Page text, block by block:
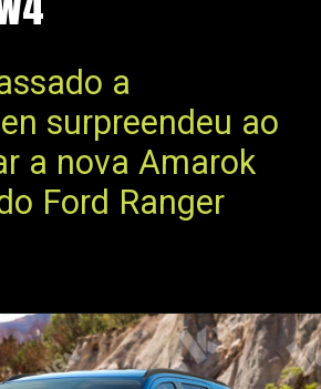
a
surpreendeu ao
a nova Amarok
Ford Ranger